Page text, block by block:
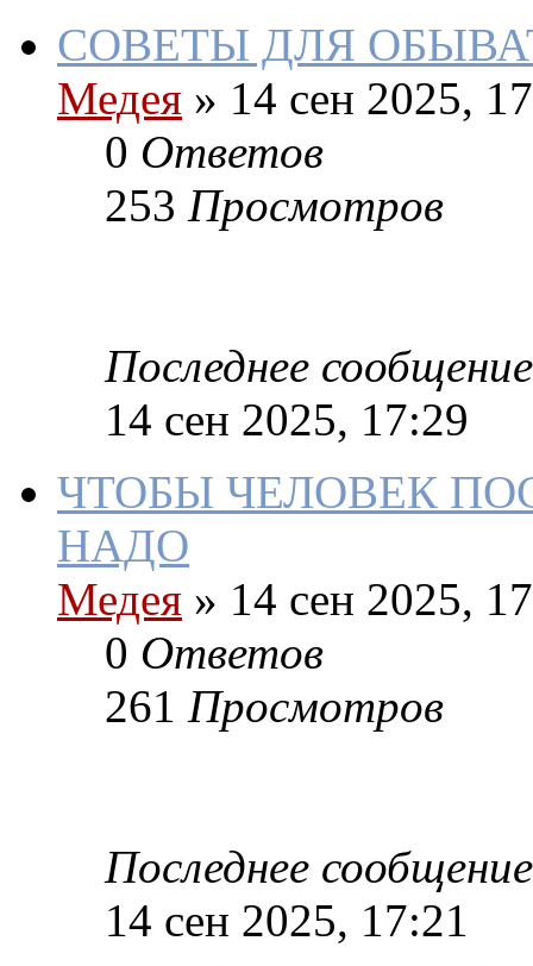
СОВЕТЫ ДЛЯ
Медея » 14 сен 2025,
0 Ответов
253 Просмотров
Последнее сообщение
14 сен 2025, 17:29
ЧТОБЫ ЧЕЛОВЕК
НАДО
Медея » 14 сен 2025,
0 Ответов
261 Просмотров
Последнее сообщение
14 сен 2025, 17:21